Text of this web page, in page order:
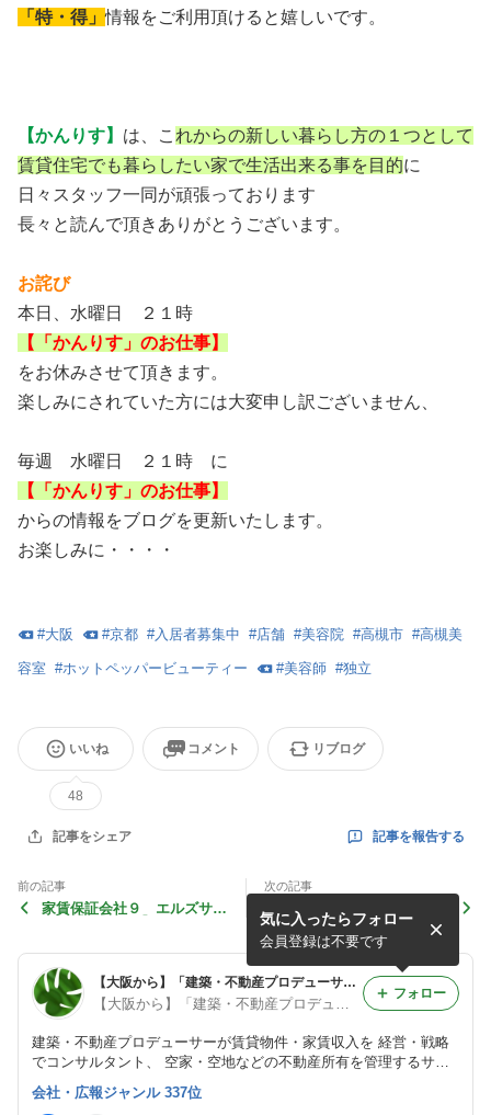
「特・得」情報をご利用頂けると嬉しいです。
【かんりす】 は、これからの新しい暮らし方の１つとして
賃貸住宅でも暮らしたい家で生活出来る事を目的に
日々スタッフ一同が頑張っております
長々と読んで頂きありがとうございます。
お詫び
本日、水曜日 ２１時
【「かんりす」のお仕事】
をお休みさせて頂きます。
楽しみにされていた方には大変申し訳ございません、
毎週 水曜日 ２１時 に
【「かんりす」のお仕事】
からの情報をブログを更新いたします。
お楽しみに・・・・
#大阪 #京都 #入居者募集中 #店舗 #美容院 #高槻市 #高槻美
容室 #ホットペッパービューティー #美容師 #独立
いいね
48
コメント リブログ
記事をシェア 記事を報告する
前の記事
家賃保証会社９ エルズサポ
次の記事
大阪府高槻市 美容院ルピド
ルジュ(le.pidorge) 【ふちぬ
し】誕生
【大阪から】「建築・不動産プロデューサーが賃貸物件と家賃収入をサポート」 賃貸管理・不動産管理専門店 かんりす
建築・不動産プロデューサーが賃貸物件・家賃収入を 経営・戦略
でコンサルタント、 空家・空地などの不動産所有を管理するサポ
ート、 大阪府・京都府・兵庫県・茨城県・埼玉県・東京都・長野
県・ 岐阜県・愛知県・三重県・香川県 をエリアとした 賃貸管理専
気に入ったらフォロー
会員登録は不要です
フォロー
会社・広報ジャンル 337位